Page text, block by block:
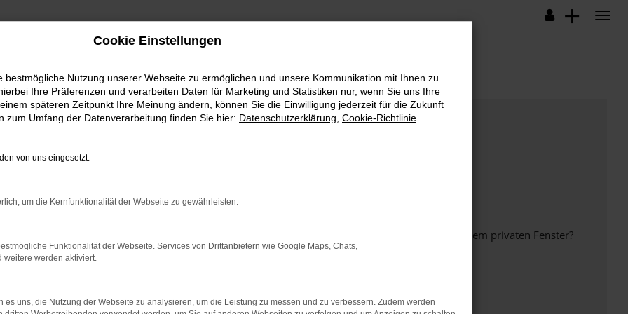
bestimmter Seiten verhindern. Funktioniert die Seite in einem anderen Browser oder in einem privaten Fenster?
beheben.
auf dem neuesten Stand sind.
kann auch dazu führen, dass bestimmte Funktionen nicht mehr unterstützt werden.
Cookie Einstellungen
bestmögliche Nutzung unserer Webseite zu ermöglichen und unsere Kommunikation mit Ihnen zu
Ihre Präferenzen und verarbeiten Daten für Marketing und Statistiken nur, wenn Sie uns Ihre
späteren Zeitpunkt Ihre Meinung ändern, können Sie die Einwilligung jederzeit für die Zukunft
zum Umfang der Datenverarbeitung finden Sie hier: Datenschutzerklärung Cookie-Richtlinie
von uns eingesetzt:
um die Kernfunktionalität der Webseite zu gewährleisten.
Funktionalität der Webseite. Services von Drittanbietern wie Google Maps, Chats,
weitere werden aktiviert.
es uns, die Nutzung der Webseite zu analysieren, um die Leistung zu messen und zu verbessern. Zudem werden